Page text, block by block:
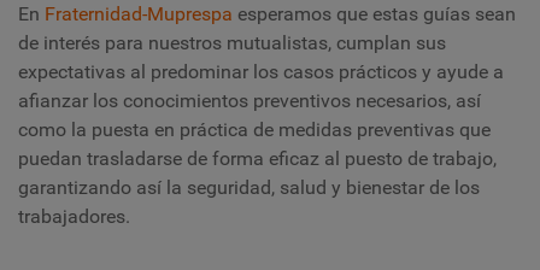
En Fraternidad-Muprespa esperamos que estas guías sean
de interés para nuestros mutualistas, cumplan sus
expectativas al predominar los casos prácticos y ayude a
afianzar los conocimientos preventivos necesarios, así
como la puesta en práctica de medidas preventivas que
puedan trasladarse de forma eficaz al puesto de trabajo,
garantizando así la seguridad, salud y bienestar de los
trabajadores.